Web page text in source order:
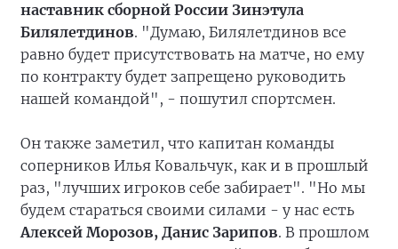
наставник сборной России Зинэтула
Билялетдинов. "Думаю, Билялетдинов все
равно будет присутствовать на матче, но ему
по контракту будет запрещено руководить
нашей командой", - пошутил спортсмен.
Он также заметил, что капитан команды
соперников Илья Ковальчук, как и в прошлый
раз, "лучших игроков себе забирает". "Но мы
будем стараться своими силами - у нас есть
Алексей Морозов, Данис Зарипов. В прошлом